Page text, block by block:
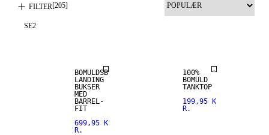
FILTER[205]
SE2
BOMULDSB
LANDING
BUKSER
MED
BARREL-
FIT
699,95 K
R.
100%
BOMULD
TANKTOP
199,95 K
R.